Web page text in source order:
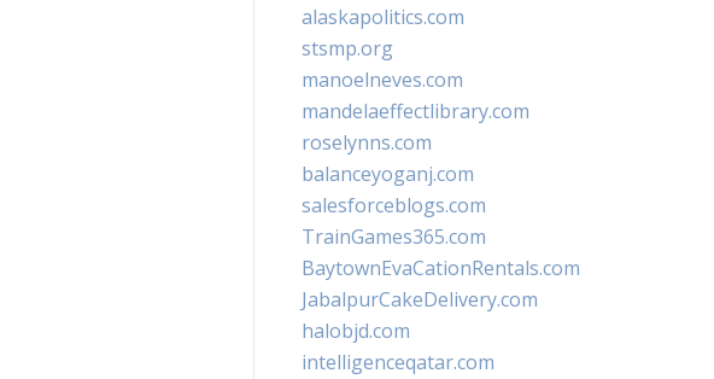
alaskapolitics.com
stsmp.org
manoelneves.com
mandelaeffectlibrary.com
roselynns.com
balanceyoganj.com
salesforceblogs.com
TrainGames365.com
BaytownEvaCationRentals.com
JabalpurCakeDelivery.com
halobjd.com
intelligenceqatar.com